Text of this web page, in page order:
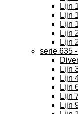
Lijn
Lijn
Lijn
Lijn
Lijn
serie 635
Lijn
Lijn
Lijn
Lijn
Lijn